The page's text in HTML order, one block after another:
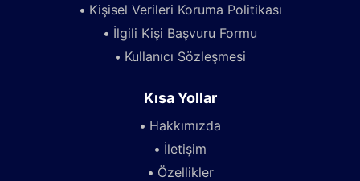
Kişisel Verileri Koruma Politikası
İlgili Kişi Başvuru Formu
Kullanıcı Sözleşmesi
Kısa Yollar
Hakkımızda
İletişim
Özellikler